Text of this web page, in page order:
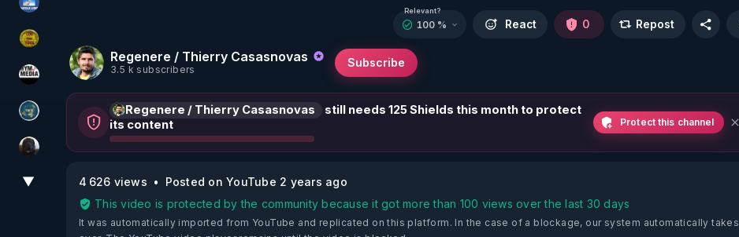
PAROLE LIBRE
CDS pour TOUS
HYM.MEDIA
Réinformation sur le monde
TrueMedia
▼
Regenere / Thierry Casasnovas
3.5 k subscribers
Subscribe
Relevant?
100 % React 0 Repost
Regenere / Thierry Casasnovas
still needs 125 Shields this month to protect
its content
Protect this channel
4 626 views
Posted on YouTube 2 years ago
This video is protected by the community because it got more than 100 views over the last 30 days
It was automatically imported from YouTube and replicated on this platform. In the case of a blockage, our system automatically takes